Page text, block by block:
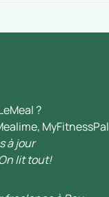
?
MyFitnessPal
à jour
lit tout!